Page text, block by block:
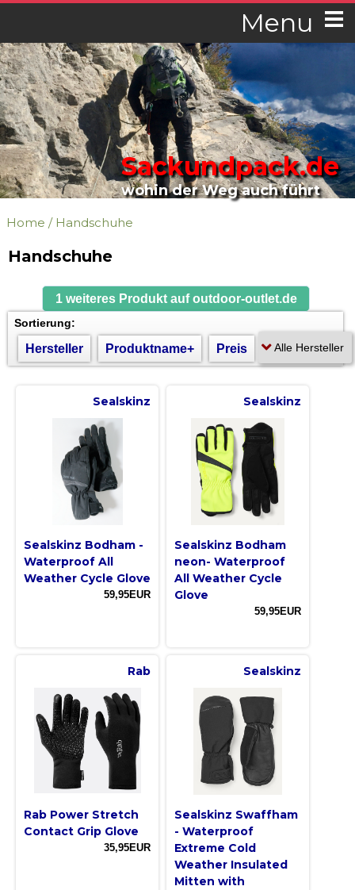
Menu
Sackundpack.de
wohin der Weg auch führt
Home / Handschuhe
Handschuhe
1 weiteres Produkt auf outdoor-outlet.de
Sortierung:
Hersteller Produktname+ Preis
Sealskinz
Sealskinz Bodham -
Waterproof All
Weather Cycle Glove
59,95EUR
Sealskinz
Sealskinz Bodham
neon- Waterproof
All Weather Cycle
Glove
59,95EUR
Rab
Rab Power Stretch
Contact Grip Glove
35,95EUR
Sealskinz
Sealskinz Swaffham
- Waterproof
Extreme Cold
Weather Insulated
Mitten with